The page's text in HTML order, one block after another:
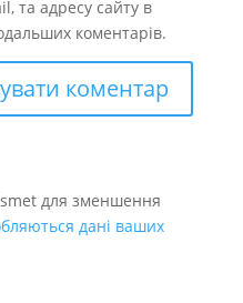
та адресу сайту в
коментарів.
для зменшення
дані ваших